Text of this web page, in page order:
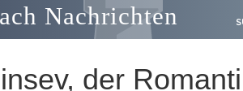
Nachrichten
der